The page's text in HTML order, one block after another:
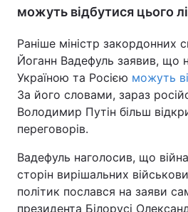
можуть відбутися цього
Раніше міністр закордонних
Йоганн Вадефуль заявив, що
Україною та Росією можуть
За його словами, зараз
Володимир Путін більш
переговорів.
Вадефуль наголосив, що
сторін вирішальних
політик послався на заяви
президента Білорусі